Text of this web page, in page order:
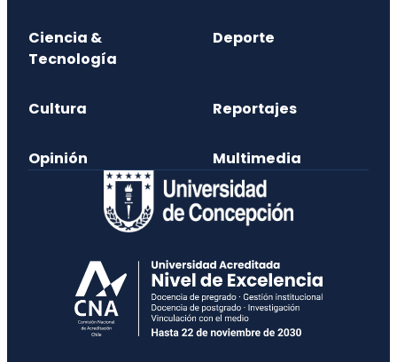
Ciencia &
Tecnología
Deporte
Cultura Reportajes
Opinión Multimedia